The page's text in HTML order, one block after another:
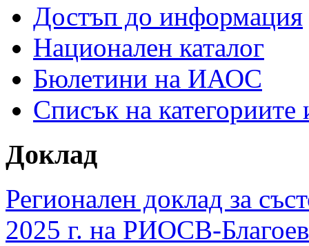
Достъп до информация
Национален каталог
Бюлетини на ИАОС
Списък на
Доклад
Регионален доклад за
2025 г. на РИОСВ-